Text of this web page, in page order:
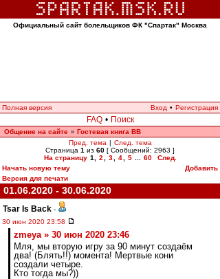
Официальный сайт болельщиков ФК "Спартак" Москва
Полная версия Вход • Регистрация
FAQ • Поиск
Общение на сайте » Гостевая книга ВВ
Пред. тема | След. тема
Страница 1 из 60 [ Сообщений: 2963 ]
На страницу 1 2 3 4 5 60
След.
Начать новую тему
Добавить
Версия для печати
01.06.2020 - 30.06.2020
Tsar Is Back -
30 июн 2020 23:58
zmeya » 30 июн 2020 23:46
Мля, мы вторую игру за 90 минут создаём
два! (Блять!!) момента! Мертвые кони
создали четыре.
Кто тогда мы?))